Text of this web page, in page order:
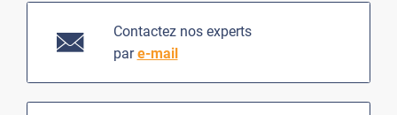
Contactez nos experts
pare-mail